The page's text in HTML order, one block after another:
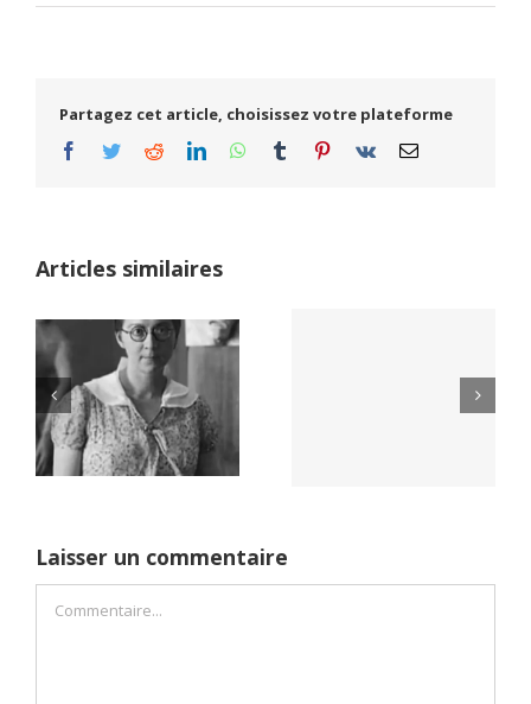
Partagez cet article, choisissez votre plateforme
Facebook
TwitterRedditLinkedInWhatsApp
Tumblr Pinterest
Vk Email
Articles similaires
Netflix Field of
Dreams (1989)
Yaïr Golan : une
Laisser un commentaire